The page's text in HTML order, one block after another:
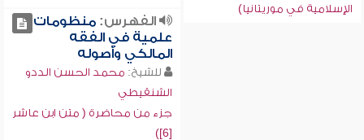
الإسلامية في موريتانيا)
الفهرس:منظومات
علمية في الفقه
المالكي وأصوله
للشيخ: محمد الحسن الددو
الشنقيطي
جزء من محاضرة ( متن ابن عاشر
[6])